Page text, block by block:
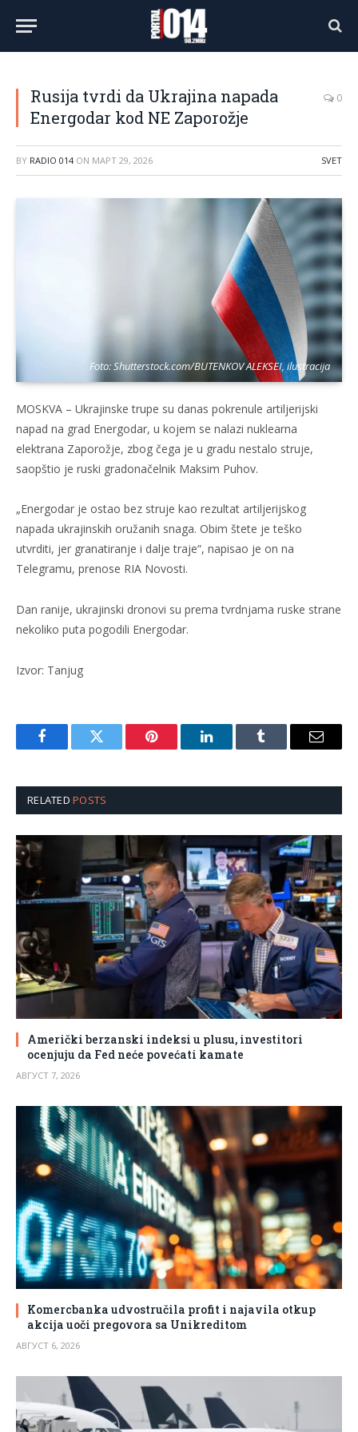
Rusija tvrdi da Ukrajina napada
Energodar kod NE Zaporožje
0
BY RADIO 014 ON МАРТ 29, 2026 SVET
Foto: Shutterstock.com/BUTENKOV ALEKSEI, ilustracija
MOSKVA – Ukrajinske trupe su danas pokrenule artiljerijski
napad na grad Energodar, u kojem se nalazi nuklearna
elektrana Zaporožje, zbog čega je u gradu nestalo struje,
saopštio je ruski gradonačelnik Maksim Puhov.
„Energodar je ostao bez struje kao rezultat artiljerijskog
napada ukrajinskih oružanih snaga. Obim štete je teško
utvrditi, jer granatiranje i dalje traje“, napisao je on na
Telegramu, prenose RIA Novosti.
Dan ranije, ukrajinski dronovi su prema tvrdnjama ruske strane
nekoliko puta pogodili Energodar.
Izvor: Tanjug
FacebookTwitter Pinterest LinkedInTumblr Email
RELATEDPOSTS
Američki berzanski indeksi u plusu, investitori
ocenjuju da Fed neće povećati kamate
АВГУСТ 7, 2026
Komercbanka udvostručila profit i najavila otkup
akcija uoči pregovora sa Unikreditom
АВГУСТ 6, 2026